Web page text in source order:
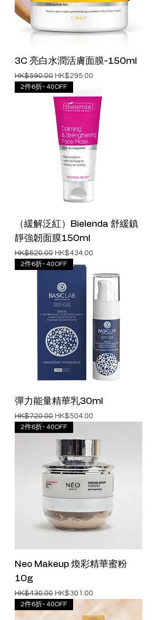
3C 亮白水潤活膚面膜-150ml
一般價格
HK$590.00 促銷價格
HK$295.00
2件6折- 40OFF
（緩解泛紅）Bielenda 舒緩鎮
靜強韌面膜150ml
一般價格
HK$620.00 促銷價格
HK$434.00
2件6折- 40OFF
彈力能量精華乳30ml
一般價格
HK$720.00 促銷價格
HK$504.00
2件6折- 40OFF
Neo Makeup 煥彩精華蜜粉
10g
一般價格
HK$430.00 促銷價格
HK$301.00
2件6折- 40OFF